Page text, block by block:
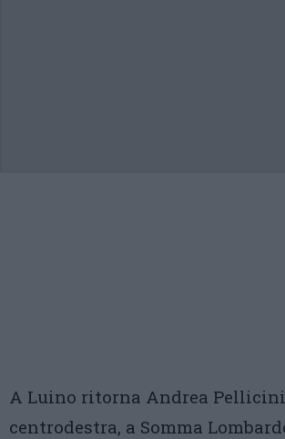
A Luino ritorna Andrea
centrodestra, a Somma